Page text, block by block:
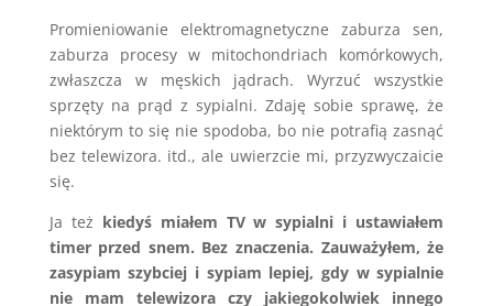
Promieniowanie elektromagnetyczne zaburza sen,
zaburza procesy w mitochondriach komórkowych,
zwłaszcza w męskich jądrach. Wyrzuć wszystkie
sprzęty na prąd z sypialni. Zdaję sobie sprawę, że
niektórym to się nie spodoba, bo nie potrafią zasnąć
bez telewizora. itd., ale uwierzcie mi, przyzwyczaicie
się.
Ja też kiedyś miałem TV w sypialni i ustawiałem
timer przed snem. Bez znaczenia. Zauważyłem, że
zasypiam szybciej i sypiam lepiej, gdy w sypialnie
nie mam telewizora czy jakiegokolwiek innego